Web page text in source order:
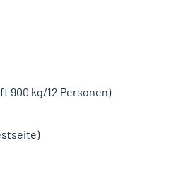
900 kg/12 Personen)